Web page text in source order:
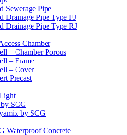
Sewerage Pipe
Drainage Pipe Type FJ
Drainage Pipe Type RJ
Chamber
– Chamber Porous
– Frame
– Cover
Precast
SCG
by SCG
Waterproof Concrete